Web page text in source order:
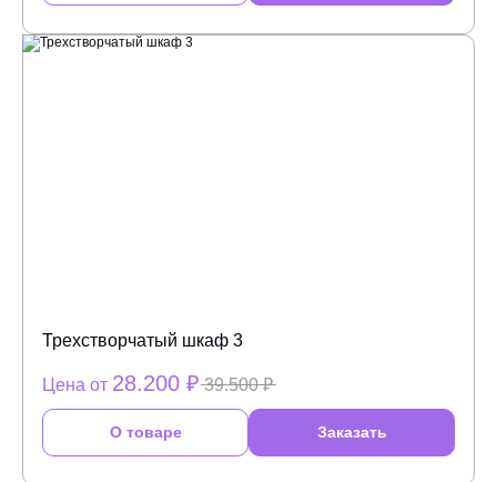
Трехстворчатый шкаф 3
Цена от 28.200 ₽ 39.500 ₽
О товаре Заказать